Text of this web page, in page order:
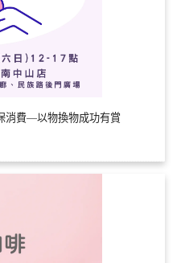
消費—以物換物成功有賞